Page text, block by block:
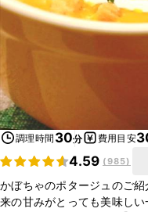
調理時間 30分 費用目安
4.59 (985)
かぼちゃのポタージュのご
来の甘みがとっても美味し